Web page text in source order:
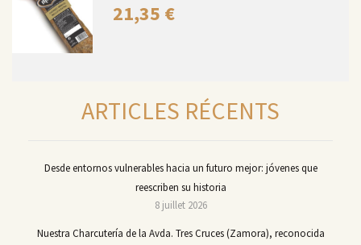
21,35 €
ARTICLES RÉCENTS
Desde entornos vulnerables hacia un futuro mejor: jóvenes que
reescriben su historia
8 juillet 2026
Nuestra Charcutería de la Avda. Tres Cruces (Zamora), reconocida